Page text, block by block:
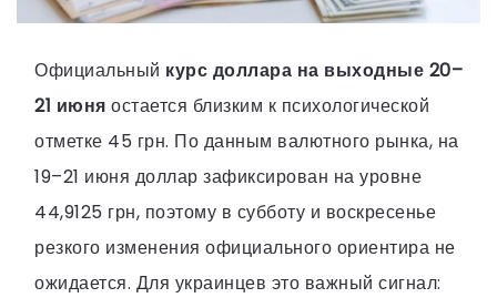
Официальный курс доллара на выходные 20–
21 июня остается близким к психологической
отметке 45 грн. По данным валютного рынка, на
19–21 июня доллар зафиксирован на уровне
44,9125 грн, поэтому в субботу и воскресенье
резкого изменения официального ориентира не
ожидается. Для украинцев это важный сигнал: